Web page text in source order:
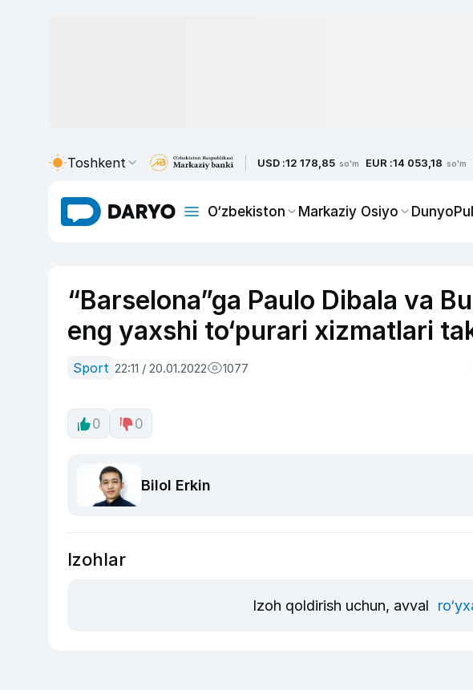
Toshkent USD :12 178,85 so'm EUR :14 053,18 so'm
O‘zbekiston Markaziy Osiyo DunyoPul
“Barselona”ga Paulo Dibala va
eng yaxshi to‘purari xizmatlari
Sport 22:11 / 20.01.2022 1077
0 0
Bilol Erkin
Izohlar
Izoh qoldirish uchun, avval